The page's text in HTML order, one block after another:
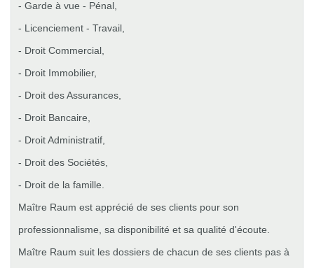
- Garde à vue - Pénal,
- Licenciement - Travail,
- Droit Commercial,
- Droit Immobilier,
- Droit des Assurances,
- Droit Bancaire,
- Droit Administratif,
- Droit des Sociétés,
- Droit de la famille.
Maître Raum est apprécié de ses clients pour son
professionnalisme, sa disponibilité et sa qualité d'écoute.
Maître Raum suit les dossiers de chacun de ses clients pas à